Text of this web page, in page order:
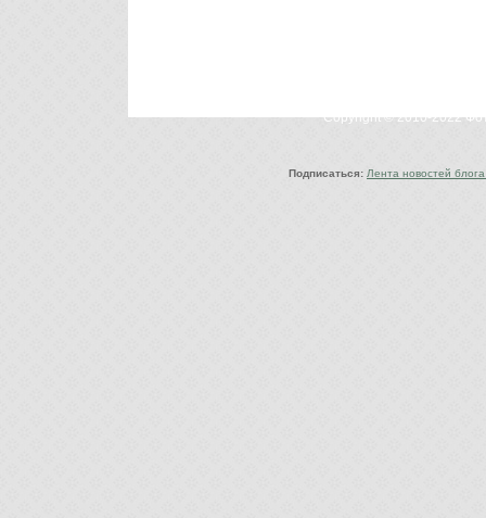
Copyright © 2010-2022
Подписаться: Лента новостей